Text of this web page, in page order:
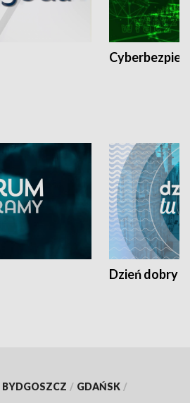
Dzień dobry
BYDGOSZCZ / GDAŃSK /